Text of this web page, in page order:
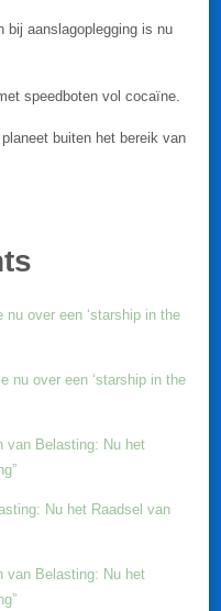
bij aanslagoplegging is nu
speedboten vol cocaïne.
buiten het bereik van
over een ‘starship in the
nu over een ‘starship in the
van Belasting: Nu het
Nu het Raadsel van
van Belasting: Nu het